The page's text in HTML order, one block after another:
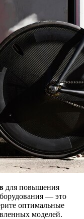
для повышения
— это
оптимальные
моделей.